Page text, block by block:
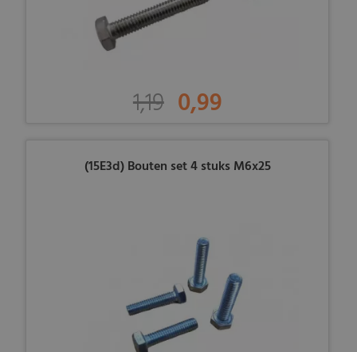
1,19 0,99
(15E3d) Bouten set 4 stuks M6x25